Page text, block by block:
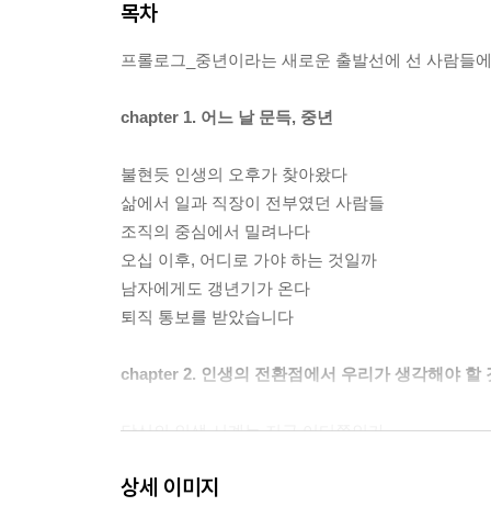
목차
프롤로그_중년이라는 새로운 출발선에 선 사람들
chapter 1. 어느 날 문득, 중년
불현듯 인생의 오후가 찾아왔다
삶에서 일과 직장이 전부였던 사람들
조직의 중심에서 밀려나다
오십 이후, 어디로 가야 하는 것일까
남자에게도 갱년기가 온다
퇴직 통보를 받았습니다
chapter 2. 인생의 전환점에서 우리가 생각해야 할
당신의 인생 시계는 지금 어디쯤인가
중년 남자의 책임감과 사회적 완벽주의
상세 이미지